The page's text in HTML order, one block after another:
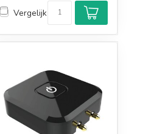
9,2/10
Achteraf betalen
mogelijk
Vergelijk